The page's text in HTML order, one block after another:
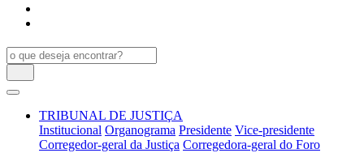
TRIBUNAL DE JUSTIÇA
Institucional Organograma Presidente Vice-presidente
Corregedor-geral da Justiça Corregedora-geral do Foro